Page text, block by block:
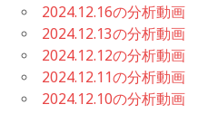
2024.12.16の分析動画
2024.12.13の分析動画
2024.12.12の分析動画
2024.12.11の分析動画
2024.12.10の分析動画